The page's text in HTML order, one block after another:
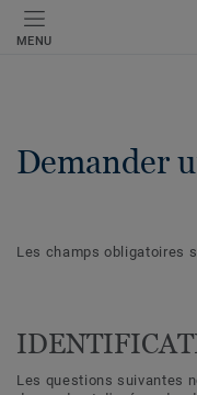
MENU
Demander
Les champs obligatoires
Les questions suivantes